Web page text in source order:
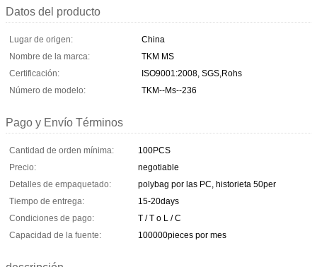
Datos del producto
Lugar de origen:
China
Nombre de la marca:
TKM MS
Certificación:
ISO9001:2008, SGS,Rohs
Número de modelo:
TKM--Ms--236
Pago y Envío Términos
Cantidad de orden mínima:
100PCS
Precio:
negotiable
Detalles de empaquetado:
polybag por las PC, historieta 50per
Tiempo de entrega:
15-20days
Condiciones de pago:
T / T o L / C
Capacidad de la fuente:
100000pieces por mes